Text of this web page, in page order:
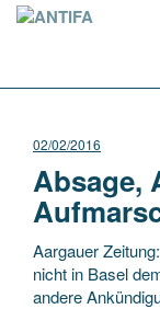
02/02/2016
Absage,
Aargauer
nicht in Basel
andere